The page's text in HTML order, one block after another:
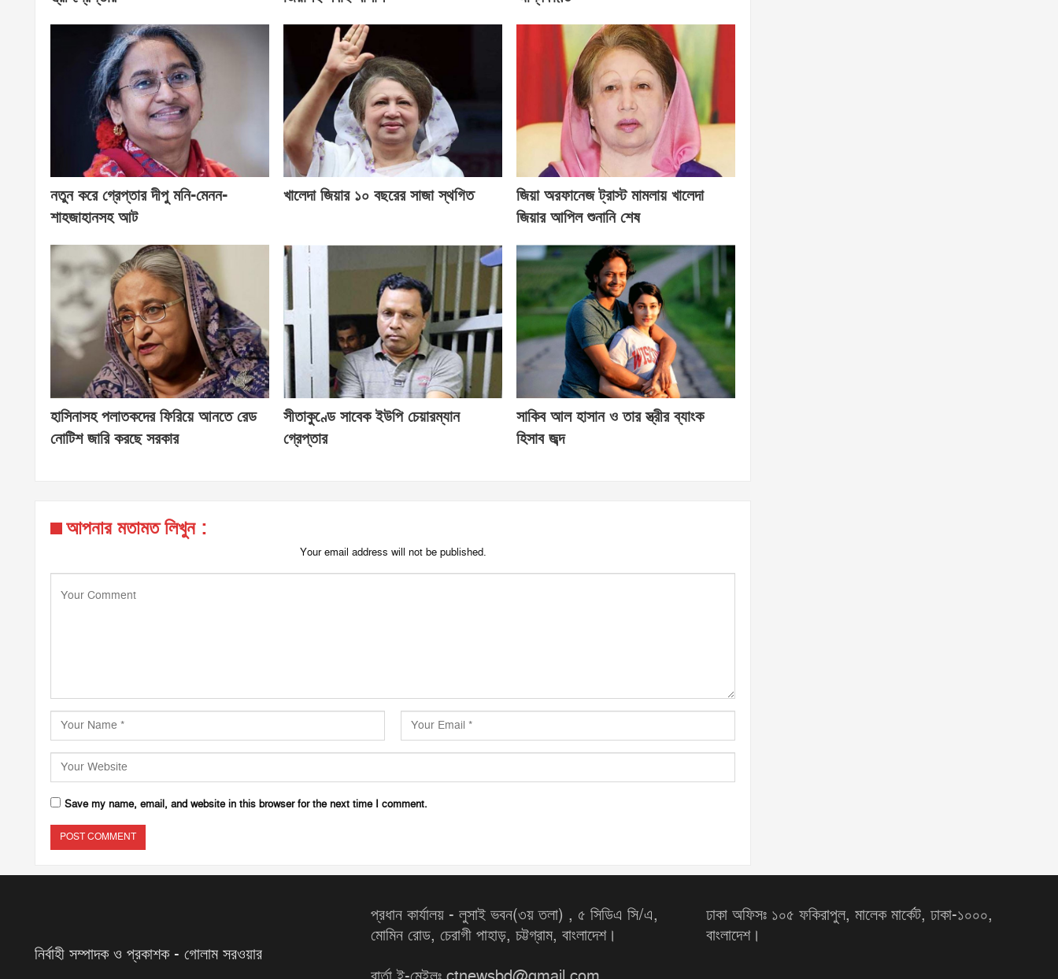
নতুন করে গ্রেপ্তার দীপু মনি-মেনন-
শাহজাহানসহ আট
খালেদা জিয়ার ১০ বছরের সাজা স্থগিত
জিয়া অরফানেজ ট্রাস্ট মামলায় খালেদা
জিয়ার আপিল শুনানি শেষ
হাসিনাসহ পলাতকদের ফিরিয়ে আনতে রেড
নোটিশ জারি করছে সরকার
সীতাকুণ্ডে সাবেক ইউপি চেয়ারম্যান
গ্রেপ্তার
সাকিব আল হাসান ও তার স্ত্রীর ব্যাংক
হিসাব জব্দ
আপনার মতামত লিখুন :
Your email address will not be published.
Save my name, email, and website in this browser for the next time I comment.
নির্বাহী সম্পাদক ও প্রকাশক - গোলাম সরওয়ার
প্রধান কার্যালয় - লুসাই ভবন(৩য় তলা) , ৫ সিডিএ সি/এ,
মোমিন রোড, চেরাগী পাহাড়, চট্টগ্রাম, বাংলাদেশ।
ঢাকা অফিসঃ ১০৫ ফকিরাপুল, মালেক মার্কেট, ঢাকা-১০০০,
বাংলাদেশ।